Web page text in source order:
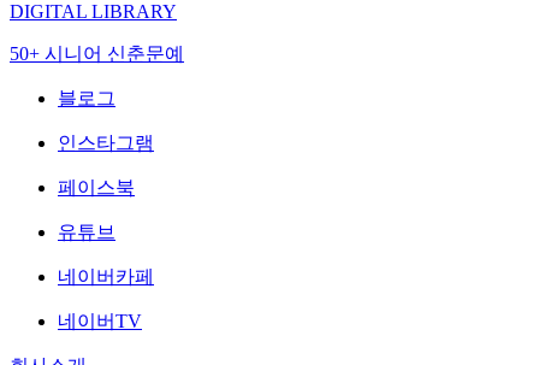
DIGITAL LIBRARY
50+ 시니어 신춘문예
블로그
인스타그램
페이스북
유튜브
네이버카페
네이버TV